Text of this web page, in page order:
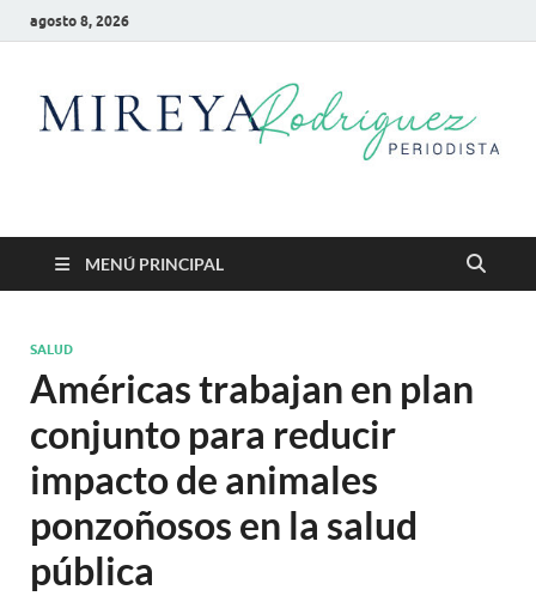
agosto 8, 2026
Mireya Rodriguez
MENÚ PRINCIPAL
SALUD
Américas trabajan en plan
conjunto para reducir
impacto de animales
ponzoñosos en la salud
pública